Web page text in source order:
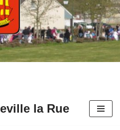
la Rue